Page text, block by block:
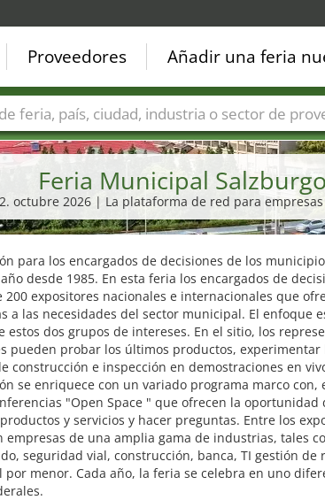
Feria Municipal Salzburgo
octubre 2026 | La plataforma de red para
para los encargados de decisiones de los
desde 1985. En esta feria los encargados de
200 expositores nacionales e internacionales que
a las necesidades del sector municipal. El enfoque
estos dos grupos de intereses. En el sitio, los
pueden probar los últimos productos, experimentar
construcción e inspección en demostraciones en
se enriquece con un variado programa marco con,
"Open Space " que ofrecen la oportunidad
y servicios y hacer preguntas. Entre los
empresas de una amplia gama de industrias, tales
seguridad vial, construcción, banca, TI gestión de
por menor. Cada año, la feria se celebra en uno
Proveedores Añadir una feria
Ciudades Sectores de ferias